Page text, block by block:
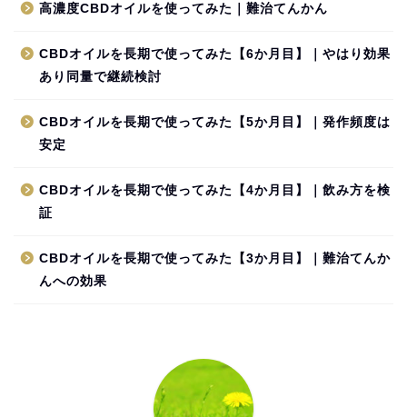
高濃度CBDオイルを使ってみた｜難治てんかん
CBDオイルを長期で使ってみた【6か月目】｜やはり効果
あり同量で継続検討
CBDオイルを長期で使ってみた【5か月目】｜発作頻度は
安定
CBDオイルを長期で使ってみた【4か月目】｜飲み方を検
証
CBDオイルを長期で使ってみた【3か月目】｜難治てんか
んへの効果